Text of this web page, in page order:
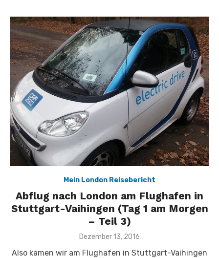
Mein London Reisebericht
Abflug nach London am Flughafen in
Stuttgart-Vaihingen (Tag 1 am Morgen
– Teil 3)
Veröffentlicht
Dezember 13, 2016
Also kamen wir am Flughafen in Stuttgart-Vaihingen